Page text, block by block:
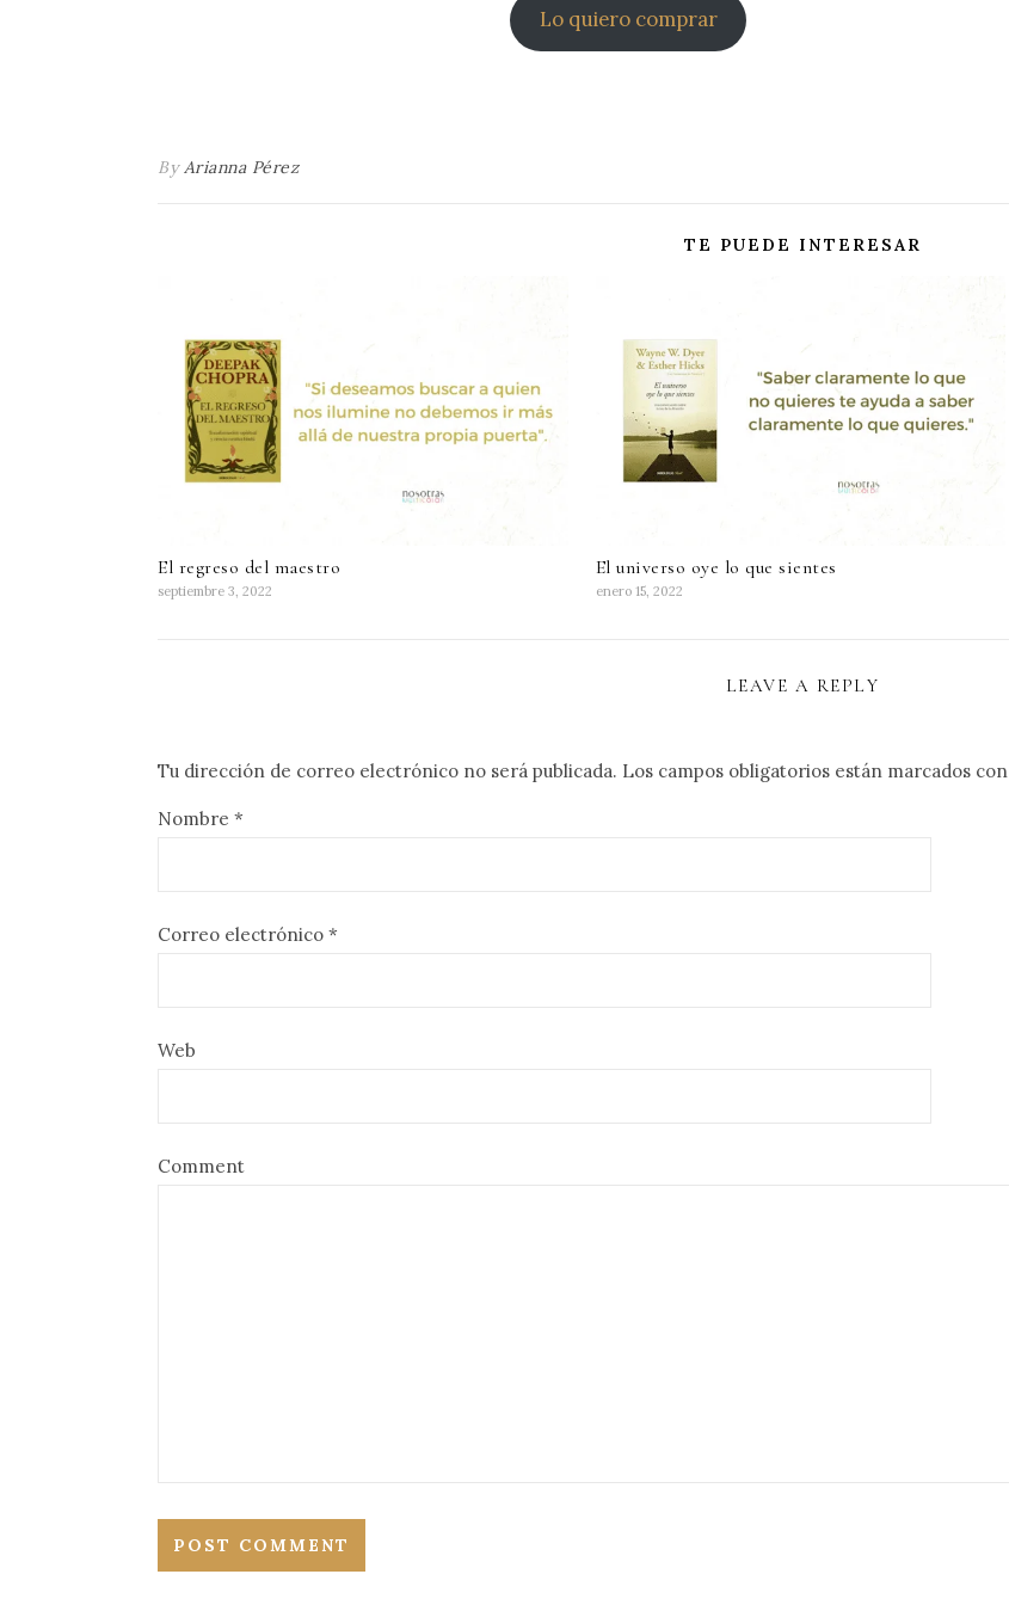
Lo quiero comprar
By Arianna Pérez
TE PUEDE INTERESAR
El regreso del maestro
septiembre 3, 2022
El universo oye lo que sientes
enero 15, 2022
LEAVE A REPLY
Tu dirección de correo electrónico no será publicada. Los campos obligatorios están marcados con
Nombre *
Correo electrónico *
Web
Comment